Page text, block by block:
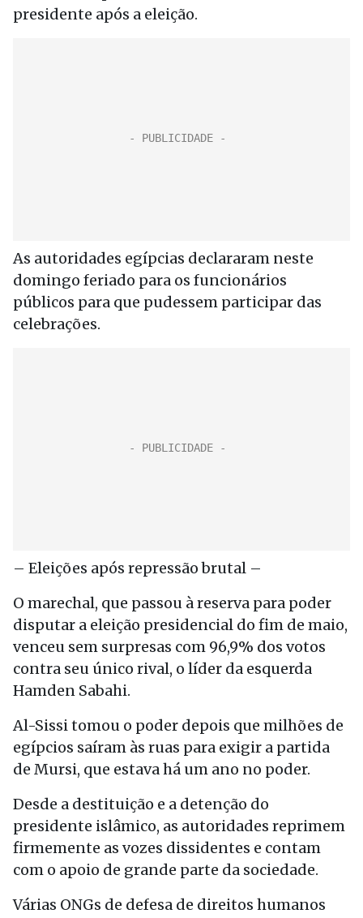
presidente após a eleição.
As autoridades egípcias declararam neste
domingo feriado para os funcionários
públicos para que pudessem participar das
celebrações.
– Eleições após repressão brutal –
O marechal, que passou à reserva para poder
disputar a eleição presidencial do fim de maio,
venceu sem surpresas com 96,9% dos votos
contra seu único rival, o líder da esquerda
Hamden Sabahi.
Al-Sissi tomou o poder depois que milhões de
egípcios saíram às ruas para exigir a partida
de Mursi, que estava há um ano no poder.
Desde a destituição e a detenção do
presidente islâmico, as autoridades reprimem
firmemente as vozes dissidentes e contam
com o apoio de grande parte da sociedade.
Várias ONGs de defesa de direitos humanos